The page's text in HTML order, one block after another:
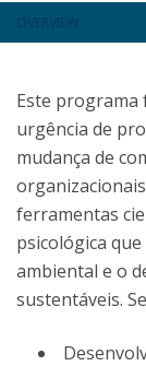
Este programa
urgência de
mudança de
ferramentas
psicológica
ambiental e o
sustentáveis.